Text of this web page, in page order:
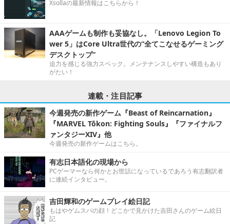
Xsollaの最新情報はこちらから！
AAAゲームも制作も妥協なし。「Lenovo Legion To
wer 5」はCore Ultra世代の“全てこなせるゲーミング
デスクトップ”
迫力を感じる強力スペック。メンテナンスしやすい構造もあり
がたい！
連載・注目記事
今週発売の新作ゲーム『Beast of Reincarnation』
『MARVEL Tōkon: Fighting Souls』『ファイナルフ
ァンタジーXIV』他
今週発売の新作ゲームはこちら。
有志日本語化の現場から
PCゲーマーなら何かとお世話になっているであろう有志翻訳者
に連続インタビュー。
吉田輝和のゲームプレイ絵日記
もはやゲムスパの顔！どこかで見かけた吉田さんのゲーム絵日
記